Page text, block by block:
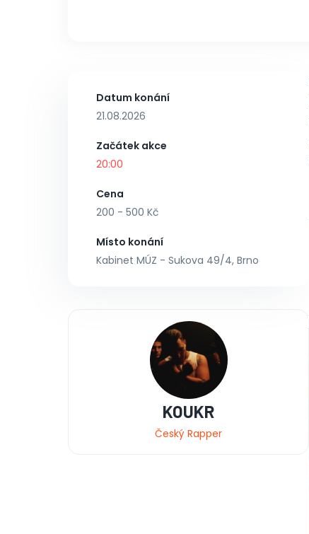
Datum konání
21.08.2026
Začátek akce
20:00
Cena
200 - 500 Kč
Místo konání
Kabinet MÚZ - Sukova 49/4, Brno
KOUKR
Český Rapper